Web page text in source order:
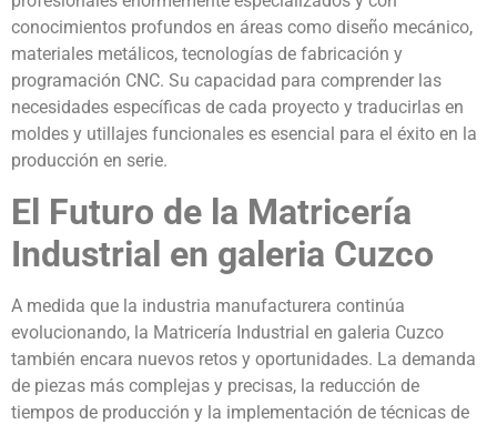
conocimientos profundos en áreas como diseño mecánico,
materiales metálicos, tecnologías de fabricación y
programación CNC. Su capacidad para comprender las
necesidades específicas de cada proyecto y traducirlas en
moldes y utillajes funcionales es esencial para el éxito en la
producción en serie.
El Futuro de la Matricería
Industrial en galeria Cuzco
A medida que la industria manufacturera continúa
evolucionando, la Matricería Industrial en galeria Cuzco
también encara nuevos retos y oportunidades. La demanda
de piezas más complejas y precisas, la reducción de
tiempos de producción y la implementación de técnicas de